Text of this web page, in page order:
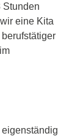
Stunden
eine Kita